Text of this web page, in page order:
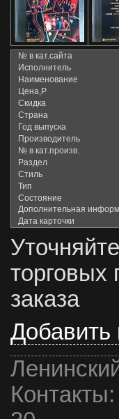
№ в кат.сайта
Исполнитель
Наименование
Цена,Р
Скидка
Страна
Год выпуска
Производитель
№ в кат.произв.
Раздел
Стиль
Тип
Состояние
Дополнительная
Дата карточки
заказа
Добавить
Контакты: